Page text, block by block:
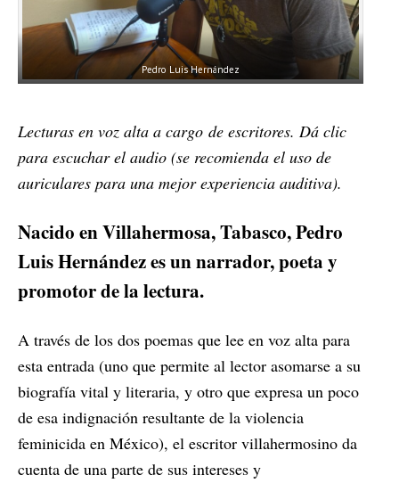
Pedro Luis Hernández
Lecturas en voz alta a cargo de escritores. Dá clic
para escuchar el audio (se recomienda el uso de
auriculares para una mejor experiencia auditiva).
Nacido en Villahermosa, Tabasco, Pedro
Luis Hernández es un narrador, poeta y
promotor de la lectura.
A través de los dos poemas que lee en voz alta para
esta entrada (uno que permite al lector asomarse a su
biografía vital y literaria, y otro que expresa un poco
de esa indignación resultante de la violencia
feminicida en México), el escritor villahermosino da
cuenta de una parte de sus intereses y